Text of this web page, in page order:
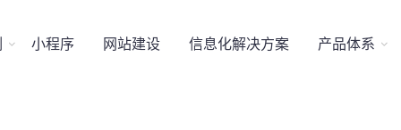
 小程序 网站建设 信息化解决方案 产品体系 